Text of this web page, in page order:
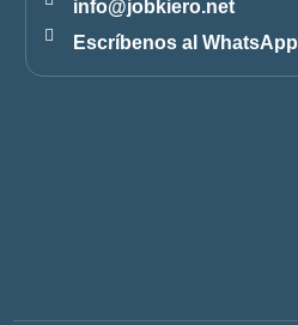
info@jobkiero.net
Escríbenos al WhatsApp